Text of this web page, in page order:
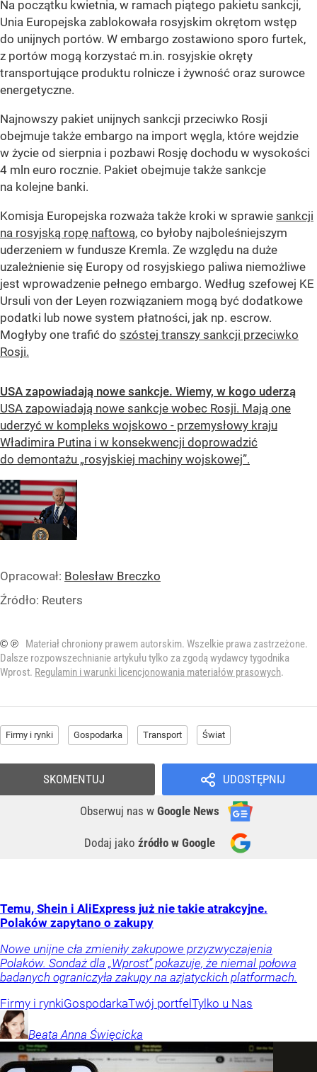
Na początku kwietnia, w ramach piątego pakietu sankcji,
Unia Europejska zablokowała rosyjskim okrętom wstęp
do unijnych portów. W embargo zostawiono sporo furtek,
z portów mogą korzystać m.in. rosyjskie okręty
transportujące produktu rolnicze i żywność oraz surowce
energetyczne.
Najnowszy pakiet unijnych sankcji przeciwko Rosji
obejmuje także embargo na import węgla, które wejdzie
w życie od sierpnia i pozbawi Rosję dochodu w wysokości
4 mln euro rocznie. Pakiet obejmuje także sankcje
na kolejne banki.
Komisja Europejska rozważa także kroki w sprawie sankcji
na rosyjską ropę naftową, co byłoby najboleśniejszym
uderzeniem w fundusze Kremla. Ze względu na duże
uzależnienie się Europy od rosyjskiego paliwa niemożliwe
jest wprowadzenie pełnego embargo. Według szefowej KE
Ursuli von der Leyen rozwiązaniem mogą być dodatkowe
podatki lub nowe system płatności, jak np. escrow.
Mogłyby one trafić do szóstej transzy sankcji przeciwko
Rosji.
USA zapowiadają nowe sankcje. Wiemy, w kogo uderzą
USA zapowiadają nowe sankcje wobec Rosji. Mają one
uderzyć w kompleks wojskowo - przemysłowy kraju
Władimira Putina i w konsekwencji doprowadzić
do demontażu „rosyjskiej machiny wojskowej”.
Opracował: Bolesław Breczko
Źródło: Reuters
© ℗
Materiał chroniony prawem autorskim. Wszelkie prawa zastrzeżone.
Dalsze rozpowszechnianie artykułu tylko za zgodą wydawcy tygodnika
Wprost. Regulamin i warunki licencjonowania materiałów prasowych.
Firmy i rynki Gospodarka Transport Świat
UDOSTĘPNIJ
Obserwuj nas w Google News
Dodaj jako źródło w Google
SKOMENTUJ
Temu, Shein i AliExpress już nie takie atrakcyjne.
Polaków zapytano o zakupy
Nowe unijne cła zmieniły zakupowe przyzwyczajenia
Polaków. Sondaż dla „Wprost” pokazuje, że niemal połowa
badanych ograniczyła zakupy na azjatyckich platformach.
Firmy i rynkiGospodarkaTwój portfel Tylko u Nas
Beata Anna Święcicka